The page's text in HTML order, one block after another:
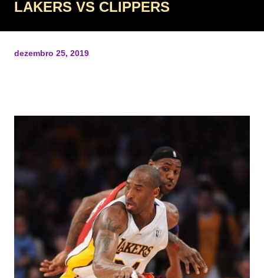
LAKERS VS CLIPPERS
dezembro 25, 2019